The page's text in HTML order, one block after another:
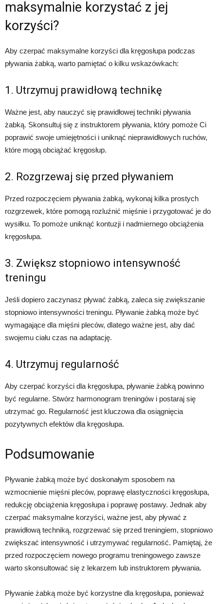
maksymalnie korzystać z jej
korzyści?
Aby czerpać maksymalne korzyści dla kręgosłupa podczas
pływania żabką, warto pamiętać o kilku wskazówkach:
1. Utrzymuj prawidłową technikę
Ważne jest, aby nauczyć się prawidłowej techniki pływania
żabką. Skonsultuj się z instruktorem pływania, który pomoże Ci
poprawić swoje umiejętności i uniknąć nieprawidłowych ruchów,
które mogą obciążać kręgosłup.
2. Rozgrzewaj się przed pływaniem
Przed rozpoczęciem pływania żabką, wykonaj kilka prostych
rozgrzewek, które pomogą rozluźnić mięśnie i przygotować je do
wysiłku. To pomoże uniknąć kontuzji i nadmiernego obciążenia
kręgosłupa.
3. Zwiększ stopniowo intensywność
treningu
Jeśli dopiero zaczynasz pływać żabką, zaleca się zwiększanie
stopniowo intensywności treningu. Pływanie żabką może być
wymagające dla mięśni pleców, dlatego ważne jest, aby dać
swojemu ciału czas na adaptację.
4. Utrzymuj regularność
Aby czerpać korzyści dla kręgosłupa, pływanie żabką powinno
być regularne. Stwórz harmonogram treningów i postaraj się
utrzymać go. Regularność jest kluczowa dla osiągnięcia
pozytywnych efektów dla kręgosłupa.
Podsumowanie
Pływanie żabką może być doskonałym sposobem na
wzmocnienie mięśni pleców, poprawę elastyczności kręgosłupa,
redukcję obciążenia kręgosłupa i poprawę postawy. Jednak aby
czerpać maksymalne korzyści, ważne jest, aby pływać z
prawidłową techniką, rozgrzewać się przed treningiem, stopniowo
zwiększać intensywność i utrzymywać regularność. Pamiętaj, że
przed rozpoczęciem nowego programu treningowego zawsze
warto skonsultować się z lekarzem lub instruktorem pływania.
Pływanie żabką może być korzystne dla kręgosłupa, ponieważ